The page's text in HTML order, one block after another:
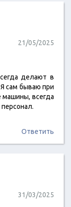
21/05/2025
делают в
сам бываю при
машины, всегда
Ответить
31/03/2025